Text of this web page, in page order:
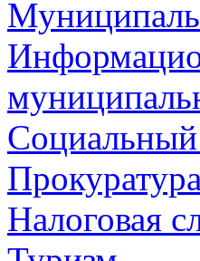
Налоговая